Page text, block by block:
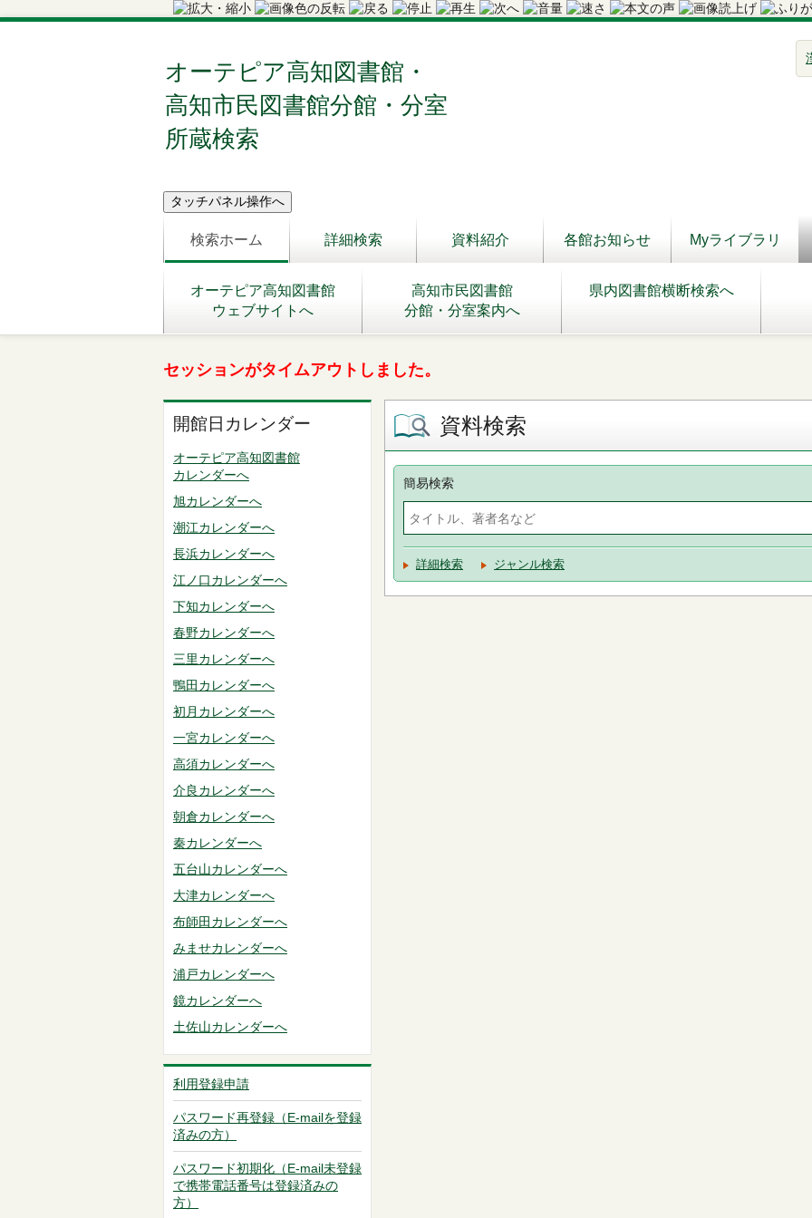
オーテピア高知図書館・
高知市民図書館分館・分室
所蔵検索
検索ホーム 詳細検索 資料紹介 各館お知らせ Myライブラリ
オーテピア高知図書館
ウェブサイトへ
高知市民図書館
分館・分室案内へ
県内図書館横断検索へ
セッションがタイムアウトしました。
開館日カレンダー
オーテピア高知図書館
カレンダーへ
旭カレンダーへ
潮江カレンダーへ
長浜カレンダーへ
江ノ口カレンダーへ
下知カレンダーへ
春野カレンダーへ
三里カレンダーへ
鴨田カレンダーへ
初月カレンダーへ
一宮カレンダーへ
高須カレンダーへ
介良カレンダーへ
朝倉カレンダーへ
秦カレンダーへ
五台山カレンダーへ
大津カレンダーへ
布師田カレンダーへ
みませカレンダーへ
浦戸カレンダーへ
鏡カレンダーへ
土佐山カレンダーへ
利用登録申請
パスワード再登録（E-mailを登録
済みの方）
パスワード初期化（E-mail未登録
で携帯電話番号は登録済みの
方）
資料検索
簡易検索
詳細検索 ジャンル検索